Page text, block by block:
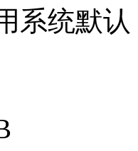
系统默认